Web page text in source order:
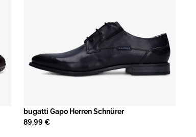
bugatti Gapo Herren Schnürer
89,99 €